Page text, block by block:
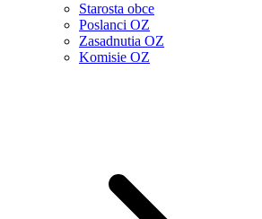
Starosta obce
Poslanci OZ
Zasadnutia OZ
Komisie OZ